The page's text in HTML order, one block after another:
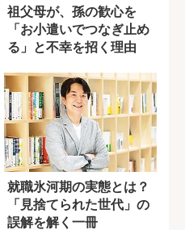
祖父母が、孫の歓心を
「お小遣いでつなぎ止め
る」と不幸を招く理由
就職氷河期の実態とは？
「見捨てられた世代」の
誤解を解く一冊